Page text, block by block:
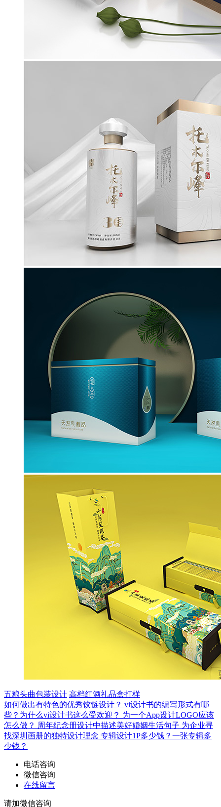
五粮头曲包装设计 高档红酒礼品盒打样
如何做出有特色的优秀铰链设计？ vi设计书的编写形式有哪
些？为什么vi设计书这么受欢迎？ 为一个App设计LOGO应该
怎么做？ 周年纪念册设计中描述美好婚姻生活句子 为企业寻
找深圳画册的独特设计理念 专辑设计1P多少钱？一张专辑多
少钱？
电话咨询
微信咨询
在线留言
请加微信咨询